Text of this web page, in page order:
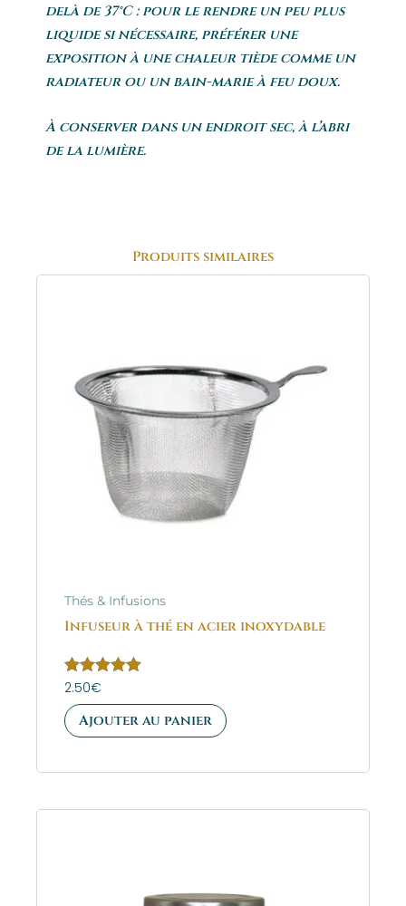
delà de 37°C : pour le rendre un peu plus
liquide si nécessaire, préférer une
exposition à une chaleur tiède comme un
radiateur ou un bain-marie à feu doux.
À conserver dans un endroit sec, à l’abri
de la lumière.
Produits similaires
Thés & Infusions
Infuseur à thé en acier inoxydable
Note
5.00
sur 5
2.50€
Ajouter au panier